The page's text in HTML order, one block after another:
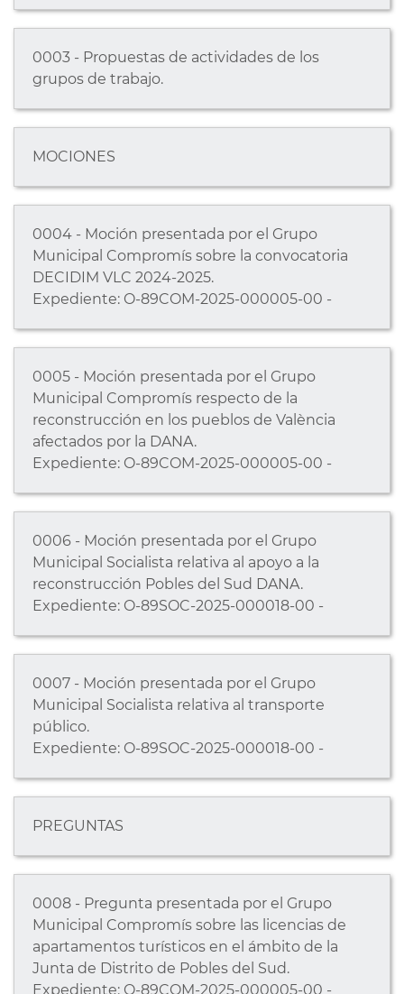
0003 - Propuestas de actividades de los
grupos de trabajo.
MOCIONES
0004 - Moción presentada por el Grupo
Municipal Compromís sobre la convocatoria
DECIDIM VLC 2024-2025.
Expediente: O-89COM-2025-000005-00 -
0005 - Moción presentada por el Grupo
Municipal Compromís respecto de la
reconstrucción en los pueblos de València
afectados por la DANA.
Expediente: O-89COM-2025-000005-00 -
0006 - Moción presentada por el Grupo
Municipal Socialista relativa al apoyo a la
reconstrucción Pobles del Sud DANA.
Expediente: O-89SOC-2025-000018-00 -
0007 - Moción presentada por el Grupo
Municipal Socialista relativa al transporte
público.
Expediente: O-89SOC-2025-000018-00 -
PREGUNTAS
0008 - Pregunta presentada por el Grupo
Municipal Compromís sobre las licencias de
apartamentos turísticos en el ámbito de la
Junta de Distrito de Pobles del Sud.
Expediente: O-89COM-2025-000005-00 -